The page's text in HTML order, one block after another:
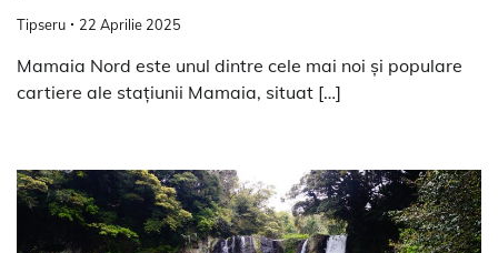
Tipseru 22 Aprilie 2025
Mamaia Nord este unul dintre cele mai noi și populare
cartiere ale stațiunii Mamaia, situat […]